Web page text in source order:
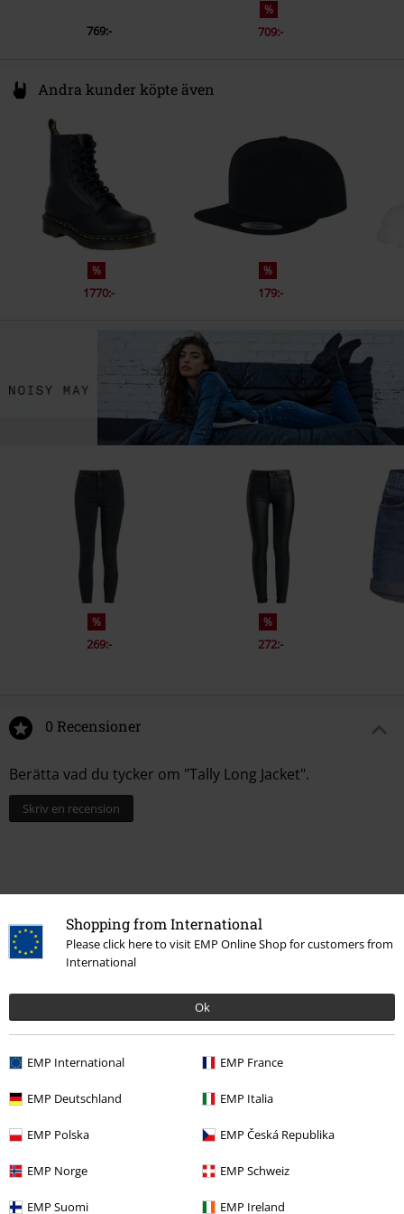
Shopping from International
Please click here to visit EMP Online Shop for customers from
International
Ok
EMP International EMP France
EMP Deutschland EMP Italia
EMP Polska EMP Česká Republika
EMP Norge EMP Schweiz
EMP Suomi EMP Ireland
769:-
%
709:-
Andra kunder köpte även
%
1770:-
%
179:-
%
269:-
%
272:-
0 Recensioner
Berätta vad du tycker om "Tally Long Jacket".
Skriv en recension
Senast besökt